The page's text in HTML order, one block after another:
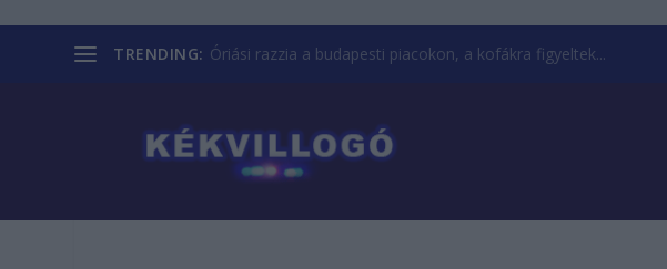
TRENDING: Óriási razzia a budapesti piacokon, a kofákra figyeltek...